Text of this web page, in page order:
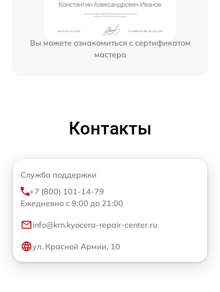
Вы можете ознакомиться с сертификатом
мастера
Контакты
Служба поддержки
+7 (800) 101-14-79
Ежедневно с 9:00 до 21:00
info@krn.kyocera-repair-center.ru
ул. Красной Армии, 10